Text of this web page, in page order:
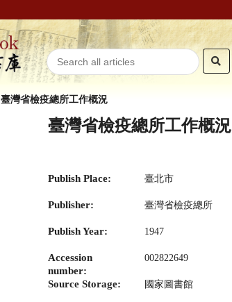
臺灣省檢疫總所工作概況
臺灣省檢疫總所工作概況
Publish Place: 臺北市
Publisher: 臺灣省檢疫總所
Publish Year: 1947
Accession
number:
002822649
Source Storage: 國家圖書館